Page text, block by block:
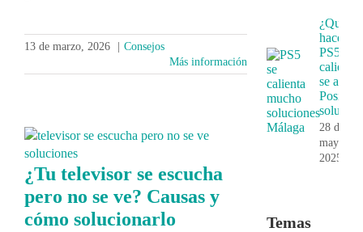
13 de marzo, 2026
Consejos
Más información
¿Tu televisor se escucha
pero no se ve? Causas y
cómo solucionarlo
¿Que
hace si
PS5 se
calienta
se
Posibles
28 de
mayo,
2025
Temas